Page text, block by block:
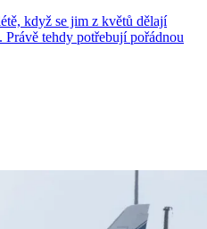
když se jim z květů dělají
tehdy potřebují pořádnou